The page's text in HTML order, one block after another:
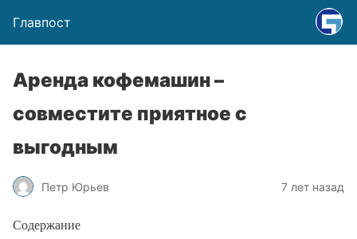
Главпост
Аренда кофемашин –
совместите приятное с
выгодным
Петр Юрьев 7 лет назад
Содержание